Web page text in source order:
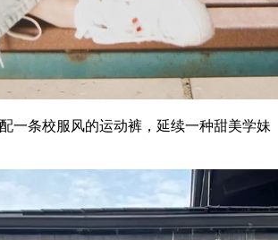
条校服风的运动裤，延续一种甜美学妹